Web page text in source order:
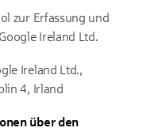
zur Erfassung und
Ireland Ltd.
Ireland Ltd.,
4, Irland
über den